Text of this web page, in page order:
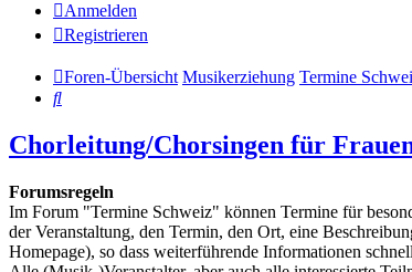
Anmelden
Registrieren
Foren-Übersicht Musikerziehung Termine
Suche
Chorleitung/Chorsingen für
Forumsregeln
Im Forum "Termine Schweiz" können Termine für
der Veranstaltung, den Termin, den Ort, eine
Homepage), so dass weiterführende Informationen